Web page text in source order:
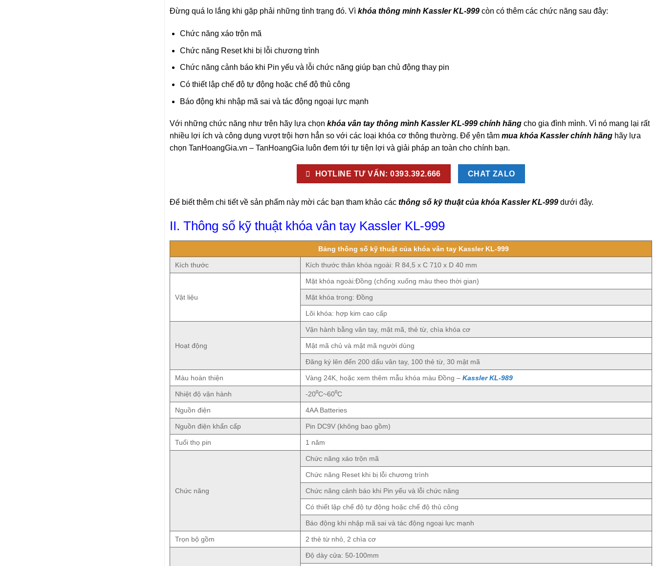
Đừng quá lo lắng khi gặp phải những tình trạng đó. Vì khóa thông minh Kassler KL-999 còn có thêm các chức năng sau đây:
Chức năng xáo trộn mã
Chức năng Reset khi bị lỗi chương trình
Chức năng cảnh báo khi Pin yếu và lỗi chức năng giúp bạn chủ động thay pin
Có thiết lập chế độ tự động hoặc chế độ thủ công
Báo động khi nhập mã sai và tác động ngoại lực mạnh
Với những chức năng như trên hãy lựa chọn khóa vân tay thông mình Kassler KL-999 chính hãng cho gia đình mình. Vì nó mang lại rất
nhiều lợi ích và công dụng vượt trội hơn hẳn so với các loại khóa cơ thông thường. Để yên tâm mua khóa Kassler chính hãng hãy lựa
chọn TanHoangGia.vn – TanHoangGia luôn đem tới tự tiện lợi và giải pháp an toàn cho chính bạn.
HOTLINE TƯ VẤN: 0393.392.666 CHAT ZALO
Để biết thêm chi tiết về sản phẩm này mời các bạn tham khảo các thông số kỹ thuật của khóa Kassler KL-999 dưới đây.
II. Thông số kỹ thuật khóa vân tay Kassler KL-999
Bảng thông số kỹ thuật của khóa vân tay Kassler KL-999
Kích thước Kích thước thân khóa ngoài: R 84,5 x C 710 x D 40 mm
Vật liệu
Mặt khóa ngoài:Đồng (chống xuống màu theo thời gian)
Mặt khóa trong: Đồng
Lõi khóa: hợp kim cao cấp
Hoạt động
Vận hành bằng vân tay, mật mã, thẻ từ, chìa khóa cơ
Mật mã chủ và mật mã người dùng
Đăng ký lên đến 200 dấu vân tay, 100 thẻ từ, 30 mật mã
Màu hoàn thiện Vàng 24K, hoặc xem thêm mẫu khóa màu Đồng – Kassler KL-989
Nhiệt độ vận hành -20⁰C~60⁰C
Nguồn điện 4AA Batteries
Nguồn điện khẩn cấp Pin DC9V (không bao gồm)
Tuổi thọ pin 1 năm
Chức năng
Chức năng xáo trộn mã
Chức năng Reset khi bị lỗi chương trình
Chức năng cảnh báo khi Pin yếu và lỗi chức năng
Có thiết lập chế độ tự động hoặc chế độ thủ công
Báo động khi nhập mã sai và tác động ngoại lực mạnh
Trọn bộ gồm 2 thẻ từ nhỏ, 2 chìa cơ
Độ dày cửa: 50-100mm